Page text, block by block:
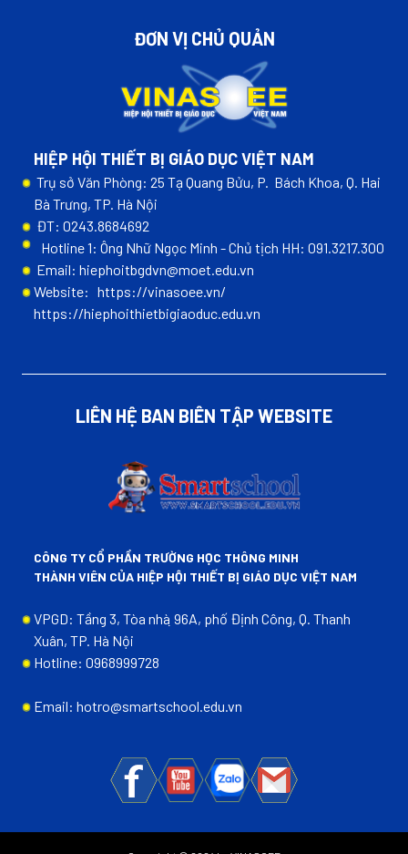
ĐƠN VỊ CHỦ QUẢN
HIỆP HỘI THIẾT BỊ GIÁO DỤC VIỆT NAM
Trụ sở Văn Phòng: 25 Tạ Quang Bửu, P. Bách Khoa, Q. Hai
Bà Trưng, TP. Hà Nội
ĐT: 0243.8684692
Hotline 1: Ông Nhữ Ngọc Minh - Chủ tịch HH: 091.3217.300
Email: hiephoitbgdvn@moet.edu.vn
Website: https://vinasoee.vn/
https://hiephoithietbigiaoduc.edu.vn
LIÊN HỆ BAN BIÊN TẬP WEBSITE
CÔNG TY CỔ PHẦN TRƯỜNG HỌC THÔNG MINH
THÀNH VIÊN CỦA HIỆP HỘI THIẾT BỊ GIÁO DỤC VIỆT NAM
VPGD: Tầng 3, Tòa nhà ̣96A, phố Định Công, Q. Thanh
Xuân, TP. Hà Nội
Hotline: 0968999728
Email: hotro@smartschool.edu.vn